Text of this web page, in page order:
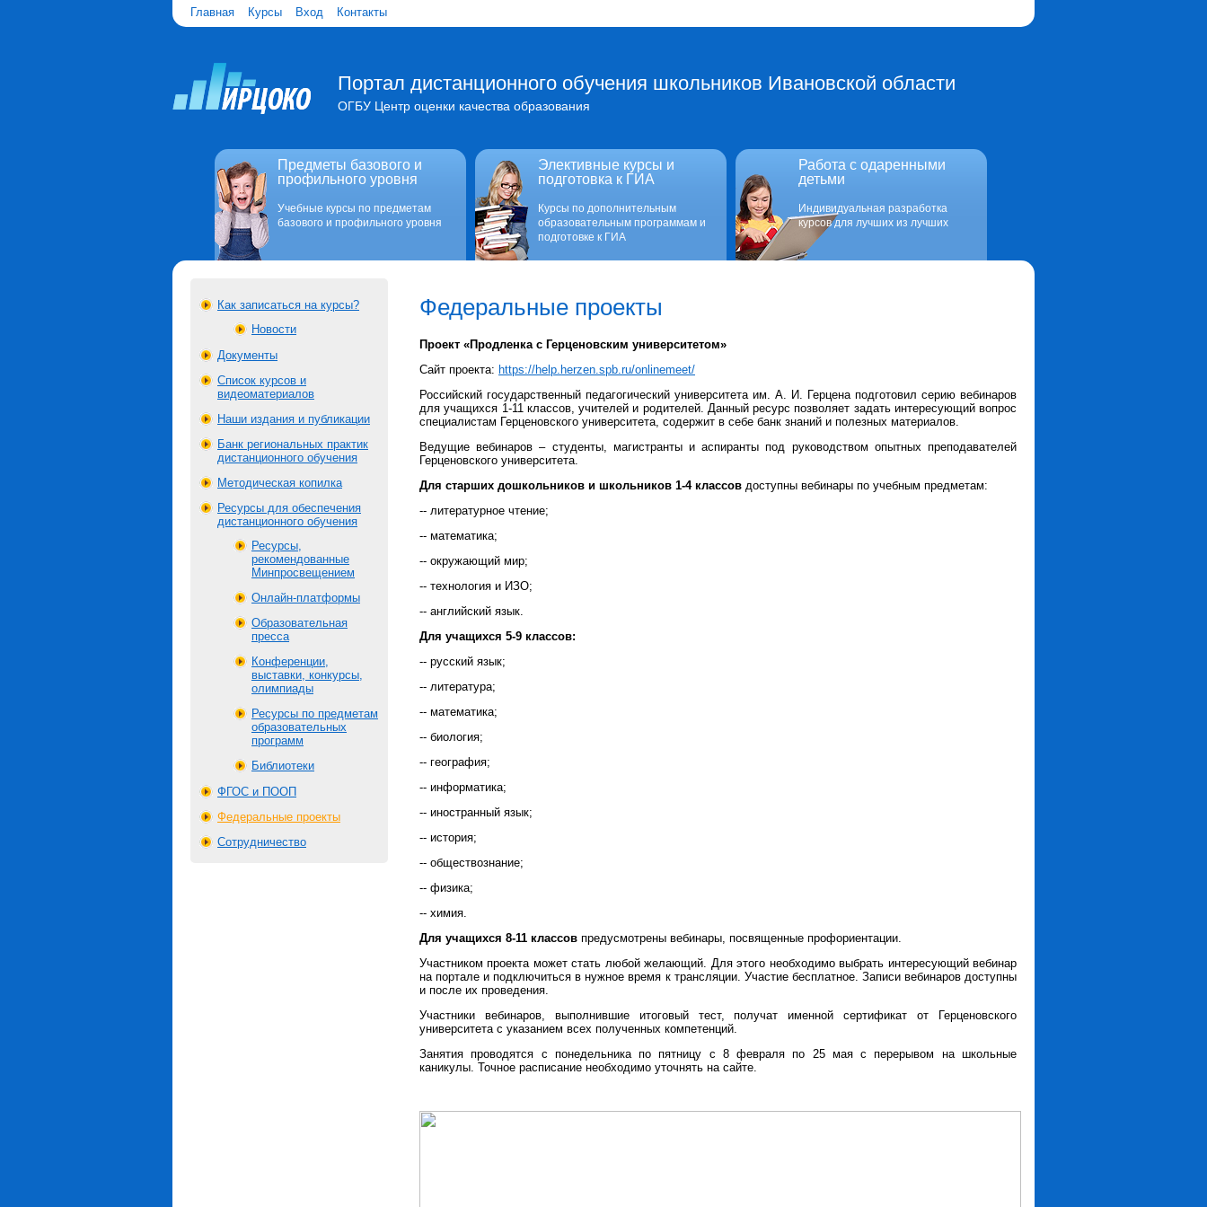
Главная Курсы Вход Контакты
Портал дистанционного обучения школьников Ивановской области
ОГБУ Центр оценки качества образования
Предметы базового и
профильного уровня
Учебные курсы по предметам
базового и профильного уровня
Элективные курсы и
подготовка к ГИА
Курсы по дополнительным
образовательным программам и
подготовке к ГИА
Работа с одаренными
детьми
Индивидуальная разработка
курсов для лучших из лучших
Как записаться на курсы?
Новости
Документы
Список курсов и
видеоматериалов
Наши издания и публикации
Банк региональных практик
дистанционного обучения
Методическая копилка
Ресурсы для обеспечения
дистанционного обучения
Ресурсы,
рекомендованные
Минпросвещением
Онлайн-платформы
Образовательная
пресса
Конференции,
выставки, конкурсы,
олимпиады
Ресурсы по предметам
образовательных
программ
Библиотеки
ФГОС и ПООП
Федеральные проекты
Сотрудничество
Федеральные проекты
Проект «Продленка с Герценовским университетом»
Сайт проекта: https://help.herzen.spb.ru/onlinemeet/
Российский государственный педагогический университета им. А. И. Герцена подготовил серию вебинаров
для учащихся 1-11 классов, учителей и родителей. Данный ресурс позволяет задать интересующий вопрос
специалистам Герценовского университета, содержит в себе банк знаний и полезных материалов.
Ведущие вебинаров – студенты, магистранты и аспиранты под руководством опытных преподавателей
Герценовского университета.
Для старших дошкольников и школьников 1-4 классов доступны вебинары по учебным предметам:
-- литературное чтение;
-- математика;
-- окружающий мир;
-- технология и ИЗО;
-- английский язык.
Для учащихся 5-9 классов:
-- русский язык;
-- литература;
-- математика;
-- биология;
-- география;
-- информатика;
-- иностранный язык;
-- история;
-- обществознание;
-- физика;
-- химия.
Для учащихся 8-11 классов предусмотрены вебинары, посвященные профориентации.
Участником проекта может стать любой желающий. Для этого необходимо выбрать интересующий вебинар
на портале и подключиться в нужное время к трансляции. Участие бесплатное. Записи вебинаров доступны
и после их проведения.
Участники вебинаров, выполнившие итоговый тест, получат именной сертификат от Герценовского
университета с указанием всех полученных компетенций.
Занятия проводятся с понедельника по пятницу с 8 февраля по 25 мая с перерывом на школьные
каникулы. Точное расписание необходимо уточнять на сайте.